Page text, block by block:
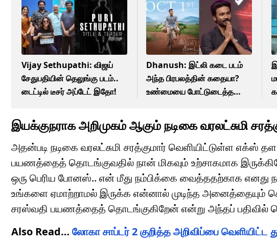
Vijay Sethupathi: விஜய்
சேதுபதியின் தெலுங்கு படம்..
டைட்டில் டீசர் அப்டேட் இதோ!
Dhanush: இட்லி கடை படம்
அந்த பிரபலத்தின் கதையா?
உண்மையை போட்டுடைத்த
இயக்குநராக அறிமுகம் ஆகும் நடிகை வரலட்சுமி
அதன்படி நடிகை வரலட்சுமி சரத்குமார் வெளியிட்டுள்ள எக்ஸ்
பயணத்தைத் தொடங்குவதில் நான் மிகவும் உற்சாகமாக
ஒரு பெரிய போனஸ்.. என் மீது நம்பிக்கை வைத்ததற்காக எனது
உங்களை ஏமாற்றாமல் இருக்க என்னால் முடிந்த
சரஸ்வதி பயணத்தைத் தொடங்குகிறேன் என்று அந்தப் பதிவில்
Also Read… லோகா சாப்டர் 2 குறித்த அறிவிப்பை வெளியிட்ட